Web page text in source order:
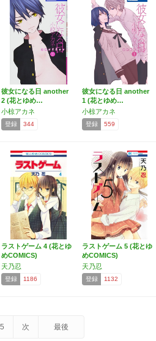
彼女になる日 another
2 (花とゆめ…
小椋アカネ
登録 344
彼女になる日 another
1 (花とゆめ…
小椋アカネ
登録 559
ラストゲーム 4 (花とゆ
めCOMICS)
天乃忍
登録 1186
ラストゲーム 5 (花とゆ
めCOMICS)
天乃忍
登録 1132
5 次 最後